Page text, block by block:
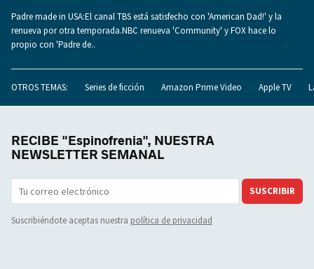
Padre made in USA:El canal TBS está satisfecho con 'American Dad!' y la
renueva por otra temporada.NBC renueva 'Community' y FOX hace lo
propio con 'Padre de..
OTROS TEMAS: Series de ficción Amazon Prime Video Apple TV
RECIBE "Espinofrenia", NUESTRA
NEWSLETTER SEMANAL
SUSCRIBIR
Suscribiéndote aceptas nuestra política de privacidad